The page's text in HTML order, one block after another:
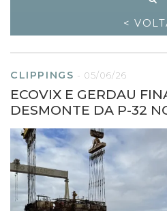
<
CLIPPINGS -05/06/26
ECOVIX E GERDAU
DESMONTE DA P-32